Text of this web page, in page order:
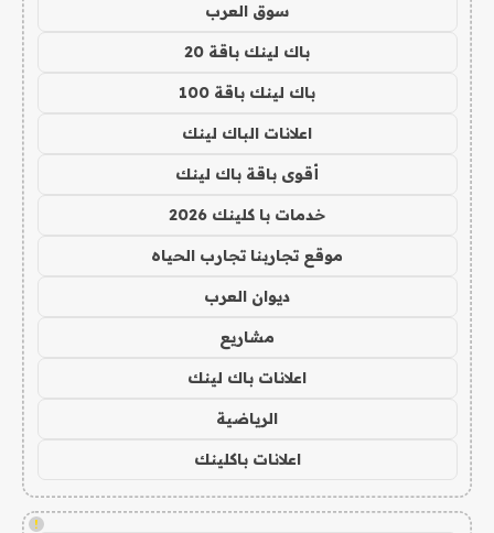
سوق العرب
باك لينك باقة 20
باك لينك باقة 100
اعلانات الباك لينك
أقوى باقة باك لينك
خدمات با كلينك 2026
موقع تجاربنا تجارب الحياه
ديوان العرب
مشاريع
اعلانات باك لينك
الرياضية
اعلانات باكلينك
!